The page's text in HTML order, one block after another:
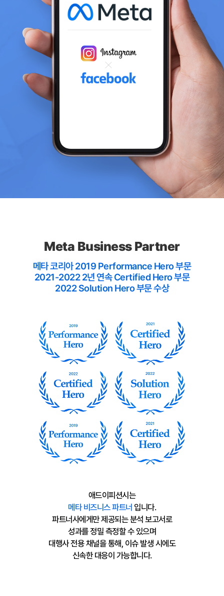
Meta Business Partner
메타 코리아 2019 Performance Hero 부문
2021-2022 2년 연속 Certified Hero 부문
2022 Solution Hero 부문 수상
애드이피션시는
메타 비즈니스 파트너 입니다.
파트너사에게만 제공되는 분석 보고서로
성과를 정밀 측정할 수 있으며
대행사 전용 채널을 통해, 이슈 발생 시에도
신속한 대응이 가능합니다.